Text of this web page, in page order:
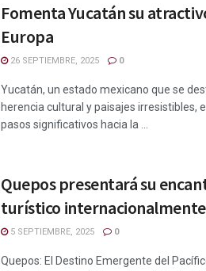
Fomenta Yucatán su
Europa
26 SEPTIEMBRE, 2025 0
Yucatán, un estado mexicano que se
herencia cultural y paisajes irresistibles,
pasos significativos hacia la ...
Quepos presentará su
turístico
5 SEPTIEMBRE, 2025 0
Quepos: El Destino Emergente del